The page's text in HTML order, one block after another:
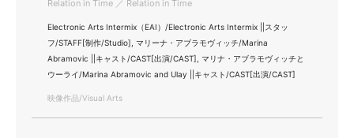
Relation in Time ／ Relation in Time
Electronic Arts Intermix（EAI）/Electronic Arts Intermix ||スタッ
フ/STAFF[制作/Studio], マリーナ・アブラモヴィッチ/Marina
Abramovic ||キャスト/CAST[出演/CAST], マリナ・アブラモヴィッチと
ウーライ/Marina Abramovic and Ulay ||キャスト/CAST[出演/CAST]
映像作品/Visual Arts